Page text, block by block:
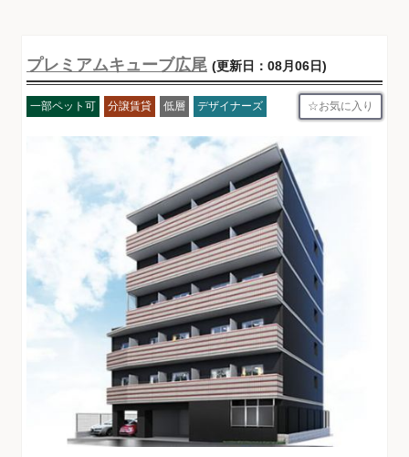
プレミアムキューブ広尾 (更新日：08月06日)
一部ペット可 分譲賃貸 低層 デザイナーズ お気に入り